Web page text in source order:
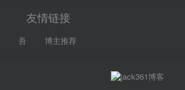
友情链接
吾 博主推荐